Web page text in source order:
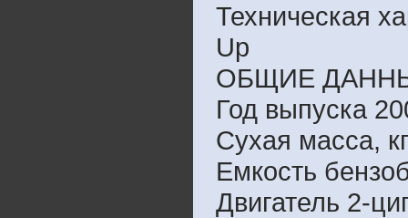
Техническая
Up
ОБЩИЕ
Год выпуска
Сухая масса,
Емкость
Двигатель 2-